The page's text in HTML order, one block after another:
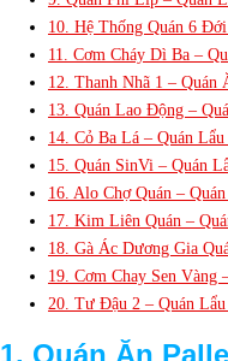
10. Hệ Thống Quán 6
11. Cơm Cháy Dì Ba –
12. Thanh Nhã 1 – Quán
13. Quán Lao Động –
14. Cỏ Ba Lá – Quán
15. Quán SinVi – Quán
16. Alo Chợ Quán –
17. Kim Liên Quán –
18. Gà Ác Dương Gia
19. Cơm Chay Sen Vàng
20. Tư Đậu 2 – Quán